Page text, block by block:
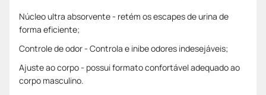
Núcleo ultra absorvente - retém os escapes de urina de
forma eficiente;
Controle de odor - Controla e inibe odores indesejáveis;
Ajuste ao corpo - possui formato confortável adequado ao
corpo masculino.